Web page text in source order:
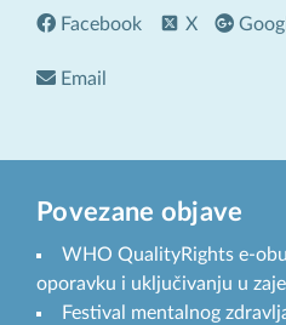
Facebook X
Email
Povezane objave
WHO QualityRights e-
oporavku i uključivanju u
Festival mentalnog